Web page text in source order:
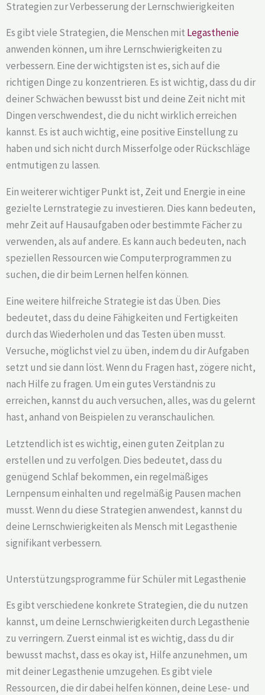
Strategien zur Verbesserung der Lernschwierigkeiten
Es gibt viele Strategien, die Menschen mit Legasthenie
anwenden können, um ihre Lernschwierigkeiten zu
verbessern. Eine der wichtigsten ist es, sich auf die
richtigen Dinge zu konzentrieren. Es ist wichtig, dass du dir
deiner Schwächen bewusst bist und deine Zeit nicht mit
Dingen verschwendest, die du nicht wirklich erreichen
kannst. Es ist auch wichtig, eine positive Einstellung zu
haben und sich nicht durch Misserfolge oder Rückschläge
entmutigen zu lassen.
Ein weiterer wichtiger Punkt ist, Zeit und Energie in eine
gezielte Lernstrategie zu investieren. Dies kann bedeuten,
mehr Zeit auf Hausaufgaben oder bestimmte Fächer zu
verwenden, als auf andere. Es kann auch bedeuten, nach
speziellen Ressourcen wie Computerprogrammen zu
suchen, die dir beim Lernen helfen können.
Eine weitere hilfreiche Strategie ist das Üben. Dies
bedeutet, dass du deine Fähigkeiten und Fertigkeiten
durch das Wiederholen und das Testen üben musst.
Versuche, möglichst viel zu üben, indem du dir Aufgaben
setzt und sie dann löst. Wenn du Fragen hast, zögere nicht,
nach Hilfe zu fragen. Um ein gutes Verständnis zu
erreichen, kannst du auch versuchen, alles, was du gelernt
hast, anhand von Beispielen zu veranschaulichen.
Letztendlich ist es wichtig, einen guten Zeitplan zu
erstellen und zu verfolgen. Dies bedeutet, dass du
genügend Schlaf bekommen, ein regelmäßiges
Lernpensum einhalten und regelmäßig Pausen machen
musst. Wenn du diese Strategien anwendest, kannst du
deine Lernschwierigkeiten als Mensch mit Legasthenie
signifikant verbessern.
Unterstützungsprogramme für Schüler mit Legasthenie
Es gibt verschiedene konkrete Strategien, die du nutzen
kannst, um deine Lernschwierigkeiten durch Legasthenie
zu verringern. Zuerst einmal ist es wichtig, dass du dir
bewusst machst, dass es okay ist, Hilfe anzunehmen, um
mit deiner Legasthenie umzugehen. Es gibt viele
Ressourcen, die dir dabei helfen können, deine Lese- und